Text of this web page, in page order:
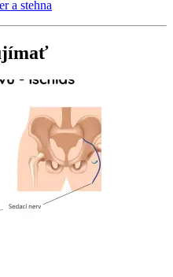
a stehna